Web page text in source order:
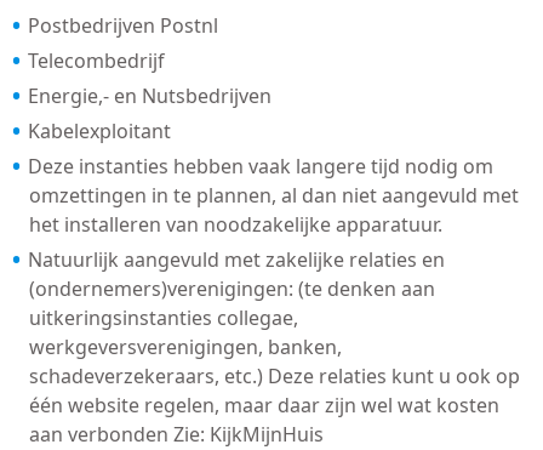
Postbedrijven Postnl
Telecombedrijf
Energie,- en Nutsbedrijven
Kabelexploitant
Deze instanties hebben vaak langere tijd nodig om
omzettingen in te plannen, al dan niet aangevuld met
het installeren van noodzakelijke apparatuur.
Natuurlijk aangevuld met zakelijke relaties en
(ondernemers)verenigingen: (te denken aan
uitkeringsinstanties collegae,
werkgeversverenigingen, banken,
schadeverzekeraars, etc.) Deze relaties kunt u ook op
één website regelen, maar daar zijn wel wat kosten
aan verbonden Zie: KijkMijnHuis